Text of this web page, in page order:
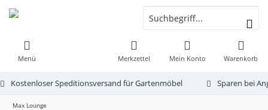
Menü Warenkorb
Merkzettel Mein Konto
Kostenloser Speditionsversand für Gartenmöbel Sparen bei
Max Lounge